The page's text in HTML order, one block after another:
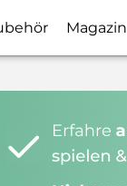
Magazin